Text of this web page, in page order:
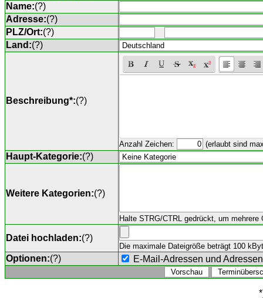
Name:(?)
Adresse:(?)
PLZ/Ort:(?)
Land:(?)
Beschreibung*:(?)
Anzahl Zeichen: (erlaubt sind
Haupt-Kategorie:(?)
Weitere Kategorien:(?)
Halte STRG/CTRL gedrückt, um mehrere
Datei hochladen:(?)
Die maximale Dateigröße beträgt 100
Optionen:(?) E-Mail-Adressen und